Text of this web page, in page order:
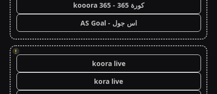
كورة 365 - kooora 365
اس جول - AS Goal
!
koora live
kora live